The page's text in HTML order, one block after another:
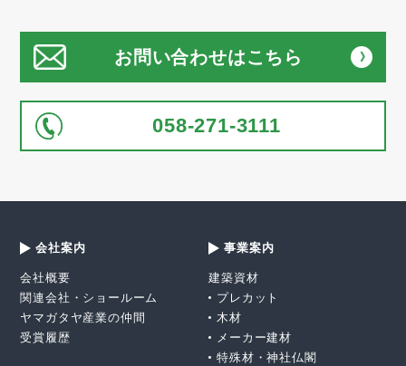
お問い合わせはこちら
058-271-3111
会社案内
会社概要
関連会社・ショールーム
ヤマガタヤ産業の仲間
受賞履歴
事業案内
建築資材
プレカット
木材
メーカー建材
特殊材・神社仏閣